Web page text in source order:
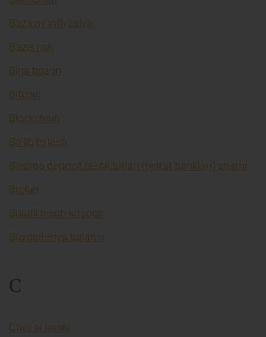
Bazaviy inflyasiya
Bazis risk
Birja bozori
Bitcoin
Blockchain
Bo’lib to’lash
Boshqa depozit tashkilotlari (tijorat banklari) sharhi
Broker
Bulutli hisob-kitoblar
Buxgalteriya balansi
C
Chet el banki